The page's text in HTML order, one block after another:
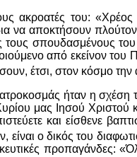
ακροατές του:
να αποκτήσουν
σπουδασμένους
από εκείνον
έτσι, στον κόσμο την
ήταν η σχέση
μας Ιησού Χριστού
και είσθενε
είναι ο δικός του
προπαγάνδες: